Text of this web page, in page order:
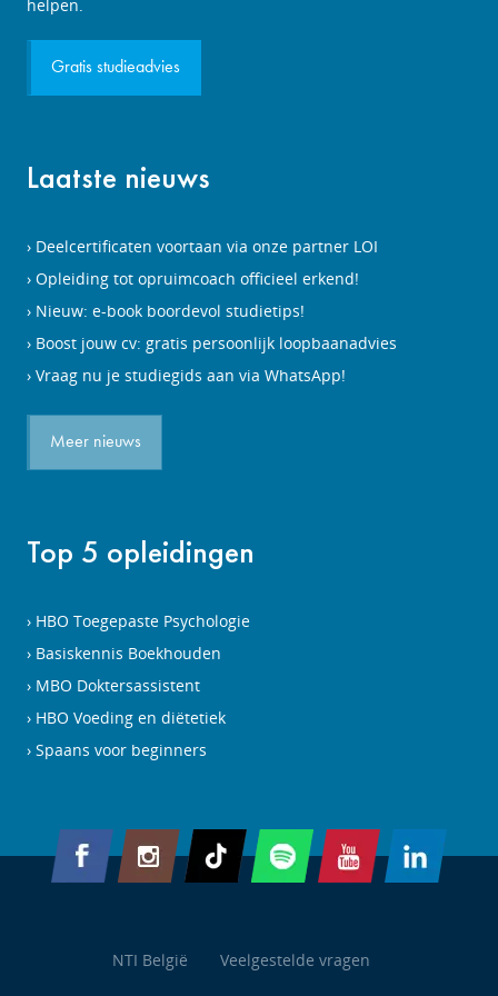
helpen.
Gratis studieadvies
Laatste nieuws
Deelcertificaten voortaan via onze partner LOI
Opleiding tot opruimcoach officieel erkend!
Nieuw: e-book boordevol studietips!
Boost jouw cv: gratis persoonlijk loopbaanadvies
Vraag nu je studiegids aan via WhatsApp!
Meer nieuws
Top 5 opleidingen
HBO Toegepaste Psychologie
Basiskennis Boekhouden
MBO Doktersassistent
HBO Voeding en diëtetiek
Spaans voor beginners
NTI België
Veelgestelde vragen